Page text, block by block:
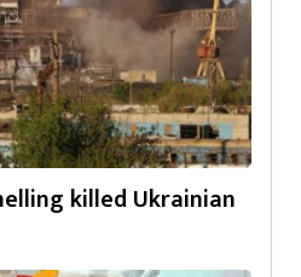
killed Ukrainian